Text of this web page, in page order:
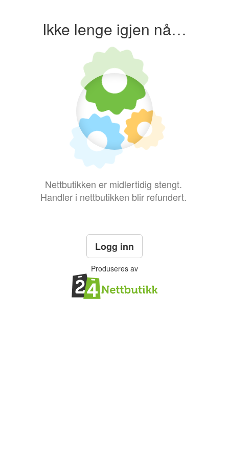
Ikke lenge igjen nå…
Nettbutikken er midlertidig stengt.
Handler i nettbutikken blir refundert.
Logg inn
Produseres av